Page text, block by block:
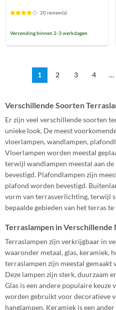
20 review(s)
Verzending binnen 2-3 werkdagen
1 2 3 4 …
Verschillende Soorten
Er zijn veel verschillende soorten
unieke look. De meest
vloerlampen, wandlampen,
Vloerlampen worden meestal
terwijl wandlampen meestal aan
bevestigd. Plafondlampen zijn
plafond worden bevestigd.
vorm van terrasverlichting, terwijl
bepaalde gebieden van het terras
Terraslampen in
Terraslampen zijn verkrijgbaar in
waaronder metaal, glas, keramiek,
terraslampen zijn meestal gemaakt
Deze lampen zijn sterk, duurzaam
Glas is een andere populaire
worden gebruikt voor decoratieve
hanglampen. Keramiek is een